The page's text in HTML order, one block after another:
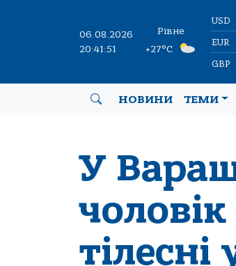
06.08.2026
20:41:52
Рівне
+27°C
USD
EUR
GBP
НОВИНИ ТЕМИ
У